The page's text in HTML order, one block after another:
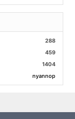
288
459
1404
nyannop